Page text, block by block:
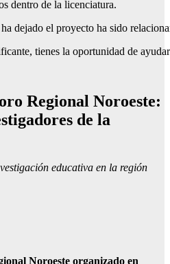
dentro de la licenciatura.
dejado el proyecto ha sido
tienes la oportunidad de
Regional Noroeste:
de la
educativa en la región
Noroeste organizado en